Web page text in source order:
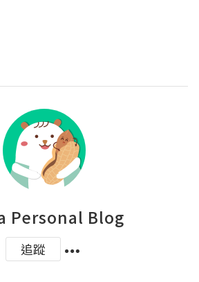
Personal Blog
追蹤